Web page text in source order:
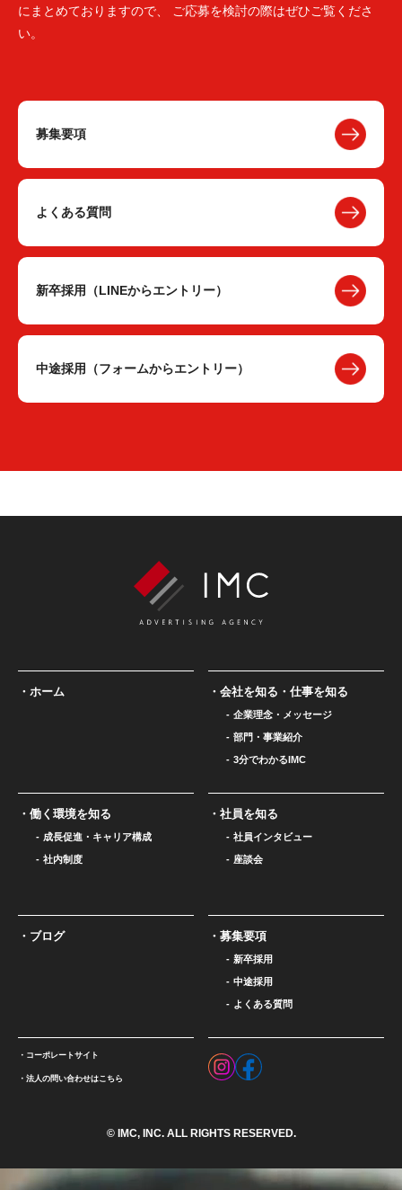
にまとめておりますので、 ご応募を検討の際はぜひご覧くださ
い。
募集要項
よくある質問
新卒採用（LINEからエントリー）
中途採用（フォームからエントリー）
ホーム 会社を知る・仕事を知る
企業理念・メッセージ
部門・事業紹介
3分でわかるIMC
働く環境を知る
成長促進・キャリア構成
社内制度
社員を知る
社員インタビュー
座談会
ブログ 募集要項
新卒採用
中途採用
よくある質問
コーポレートサイト
法人の問い合わせはこちら
© IMC, INC. ALL RIGHTS RESERVED.